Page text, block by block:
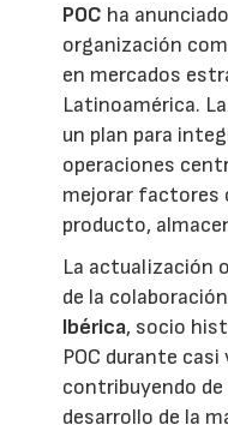
POC ha
organización
en mercados
Latinoamérica.
un plan para
operaciones
mejorar factores
producto,
La actualización
de la
Ibérica, socio
POC durante
contribuyendo de
desarrollo de la